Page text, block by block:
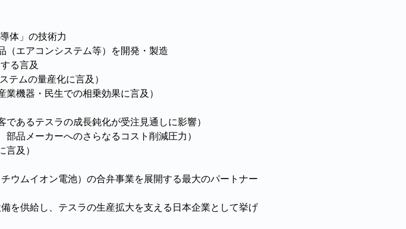
体」の技術力
（エアコンシステム等）を開発・製造
る言及
テムの量産化に言及）
機器・民生での相乗効果に言及）
あるテスラの成長鈍化が受注見通しに影響）
品メーカーへのさらなるコスト削減圧力）
及）
ウムイオン電池）の合弁事業を展開する最大のパートナー
を供給し、テスラの生産拡大を支える日本企業として挙げ